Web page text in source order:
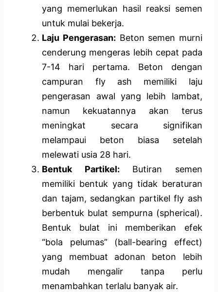
yang memerlukan hasil reaksi semen
untuk mulai bekerja.
Laju Pengerasan: Beton semen murni
cenderung mengeras lebih cepat pada
7-14 hari pertama. Beton dengan
campuran fly ash memiliki laju
pengerasan awal yang lebih lambat,
namun kekuatannya akan terus
meningkat secara signifikan
melampaui beton biasa setelah
melewati usia 28 hari.
Bentuk Partikel: Butiran semen
memiliki bentuk yang tidak beraturan
dan tajam, sedangkan partikel fly ash
berbentuk bulat sempurna (spherical).
Bentuk bulat ini memberikan efek
“bola pelumas” (ball-bearing effect)
yang membuat adonan beton lebih
mudah mengalir tanpa perlu
menambahkan terlalu banyak air.